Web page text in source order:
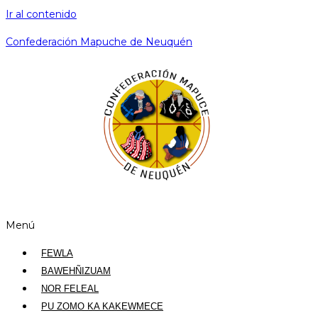
Ir al contenido
Confederación Mapuche de Neuquén
Menú
FEWLA
BAWEHÑIZUAM
NOR FELEAL
PU ZOMO KA KAKEWMECE